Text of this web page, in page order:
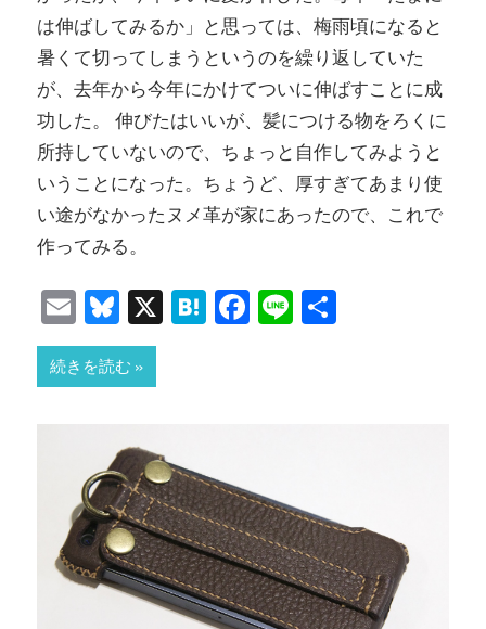
は伸ばしてみるか」と思っては、梅雨頃になると
暑くて切ってしまうというのを繰り返していた
が、去年から今年にかけてついに伸ばすことに成
功した。 伸びたはいいが、髪につける物をろくに
所持していないので、ちょっと自作してみようと
いうことになった。ちょうど、厚すぎてあまり使
い途がなかったヌメ革が家にあったので、これで
作ってみる。
EmailBluesky
X Hatena
Facebook
Line
続きを読む